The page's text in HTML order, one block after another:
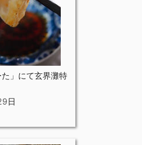
」にて玄界灘特
日